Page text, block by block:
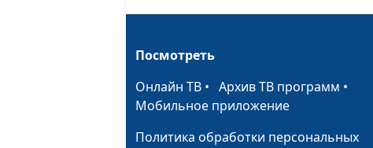
Посмотреть
Онлайн ТВ • Архив ТВ программ •
Мобильное приложение
Политика обработки персональных